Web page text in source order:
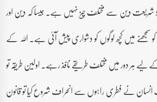
دین سے مختلف چیز نہیں ہے۔ جیسا کہ دین اور
میں کچھ لوگوں کو دشواری پیش آئی ہے۔ اللہ کے
ہر دور میں مختلف طریقے نافذ رہے۔ اولین طریقہ تو
نے فطری راہوں سے انحراف شروع کیا تو قانون